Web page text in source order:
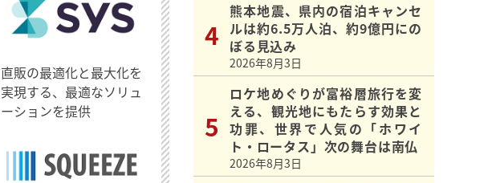
直販の最適化と最大化を
実現する、最適なソリュ
ーションを提供
熊本地震、県内の宿泊キャンセ
ルは約6.5万人泊、約9億円にの
ぼる見込み
2026年8月3日
ロケ地めぐりが富裕層旅行を変
える、観光地にもたらす効果と
功罪、世界で人気の「ホワイ
ト・ロータス」次の舞台は南仏
2026年8月3日